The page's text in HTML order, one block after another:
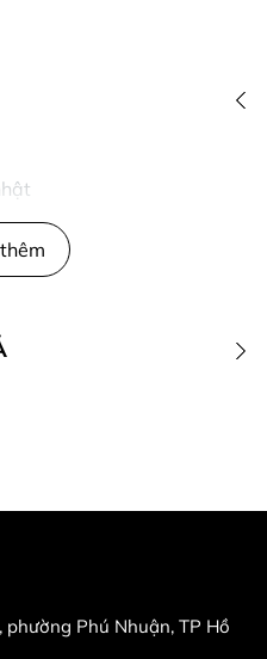
hàng:
Phú Nhuận, TP Hồ